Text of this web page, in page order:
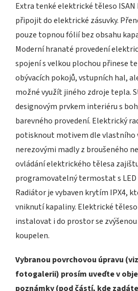
Extra tenké elektrické těleso ISAN
připojit do elektrické zásuvky.
pouze topnou fólií bez obsahu
Moderní hranaté provedení
spojení s velkou plochou přinese
obývacích pokojů, vstupních hal,
možné využít jiného zdroje tepla.
designovým prvkem interiéru s
barevného provedení. Elektrický
potisknout motivem dle vlastního
nerezovými madly z broušeného
ovládání elektrického tělesa
programovatelný termostat s LED
Radiátor je vybaven krytím IPX4,
vniknutí kapaliny. Elektrické
instalovat i do prostor se
koupelen.
Vybranou povrchovou úpravu
fotogalerii) prosím uveďte v
poznámky (pod částí, kde